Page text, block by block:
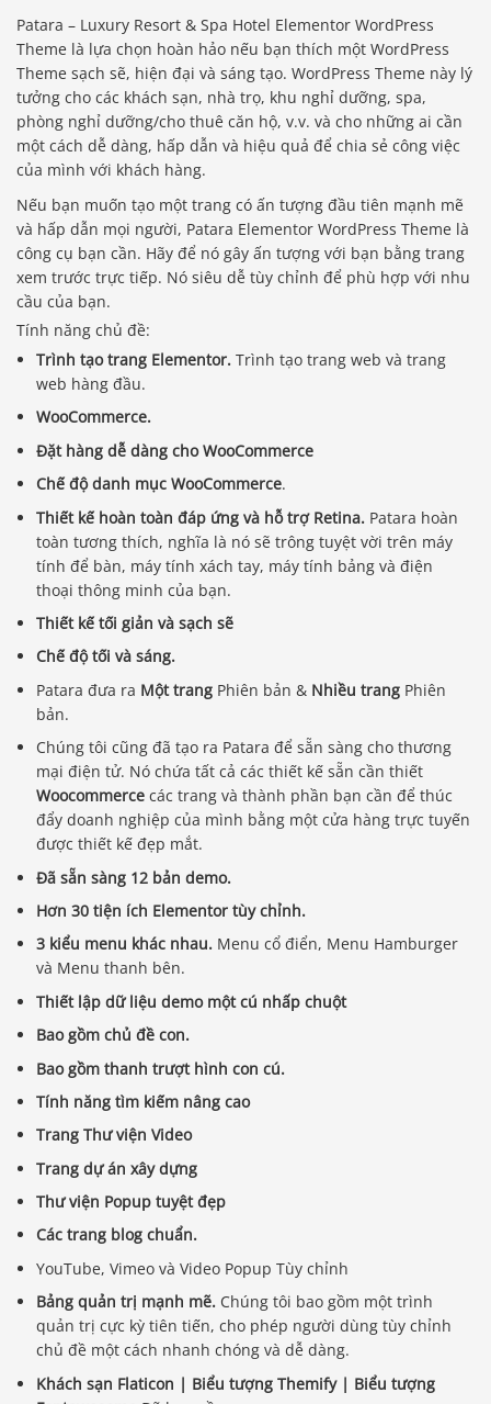
Patara – Luxury Resort & Spa Hotel Elementor WordPress
Theme là lựa chọn hoàn hảo nếu bạn thích một WordPress
Theme sạch sẽ, hiện đại và sáng tạo. WordPress Theme này lý
tưởng cho các khách sạn, nhà trọ, khu nghỉ dưỡng, spa,
phòng nghỉ dưỡng/cho thuê căn hộ, v.v. và cho những ai cần
một cách dễ dàng, hấp dẫn và hiệu quả để chia sẻ công việc
của mình với khách hàng.
Nếu bạn muốn tạo một trang có ấn tượng đầu tiên mạnh mẽ
và hấp dẫn mọi người, Patara Elementor WordPress Theme là
công cụ bạn cần. Hãy để nó gây ấn tượng với bạn bằng trang
xem trước trực tiếp. Nó siêu dễ tùy chỉnh để phù hợp với nhu
cầu của bạn.
Tính năng chủ đề:
Trình tạo trang Elementor.Trình tạo trang web và trang
web hàng đầu.
WooCommerce.
Đặt hàng dễ dàng cho WooCommerce
Chế độ danh mục WooCommerce.
Thiết kế hoàn toàn đáp ứng và hỗ trợ Retina. Patara hoàn
toàn tương thích, nghĩa là nó sẽ trông tuyệt vời trên máy
tính để bàn, máy tính xách tay, máy tính bảng và điện
thoại thông minh của bạn.
Thiết kế tối giản và sạch sẽ
Chế độ tối và sáng.
Patara đưa ra Một trang Phiên bản & Nhiều trang Phiên
bản.
Chúng tôi cũng đã tạo ra Patara để sẵn sàng cho thương
mại điện tử. Nó chứa tất cả các thiết kế sẵn cần thiết
Woocommerce các trang và thành phần bạn cần để thúc
đẩy doanh nghiệp của mình bằng một cửa hàng trực tuyến
được thiết kế đẹp mắt.
Đã sẵn sàng 12 bản demo.
Hơn 30 tiện ích Elementor tùy chỉnh.
3 kiểu menu khác nhau. Menu cổ điển, Menu Hamburger
và Menu thanh bên.
Thiết lập dữ liệu demo một cú nhấp chuột
Bao gồm chủ đề con.
Bao gồm thanh trượt hình con cú.
Tính năng tìm kiếm nâng cao
Trang Thư viện Video
Trang dự án xây dựng
Thư viện Popup tuyệt đẹp
Các trang blog chuẩn.
YouTube, Vimeo và Video Popup Tùy chỉnh
Bảng quản trị mạnh mẽ. Chúng tôi bao gồm một trình
quản trị cực kỳ tiên tiến, cho phép người dùng tùy chỉnh
chủ đề một cách nhanh chóng và dễ dàng.
Khách sạn Flaticon | Biểu tượng Themify | Biểu tượng